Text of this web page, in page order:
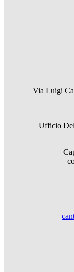
Via Luigi
Ufficio Del